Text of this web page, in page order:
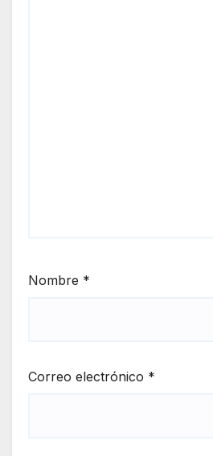
Nombre *
Correo electrónico *